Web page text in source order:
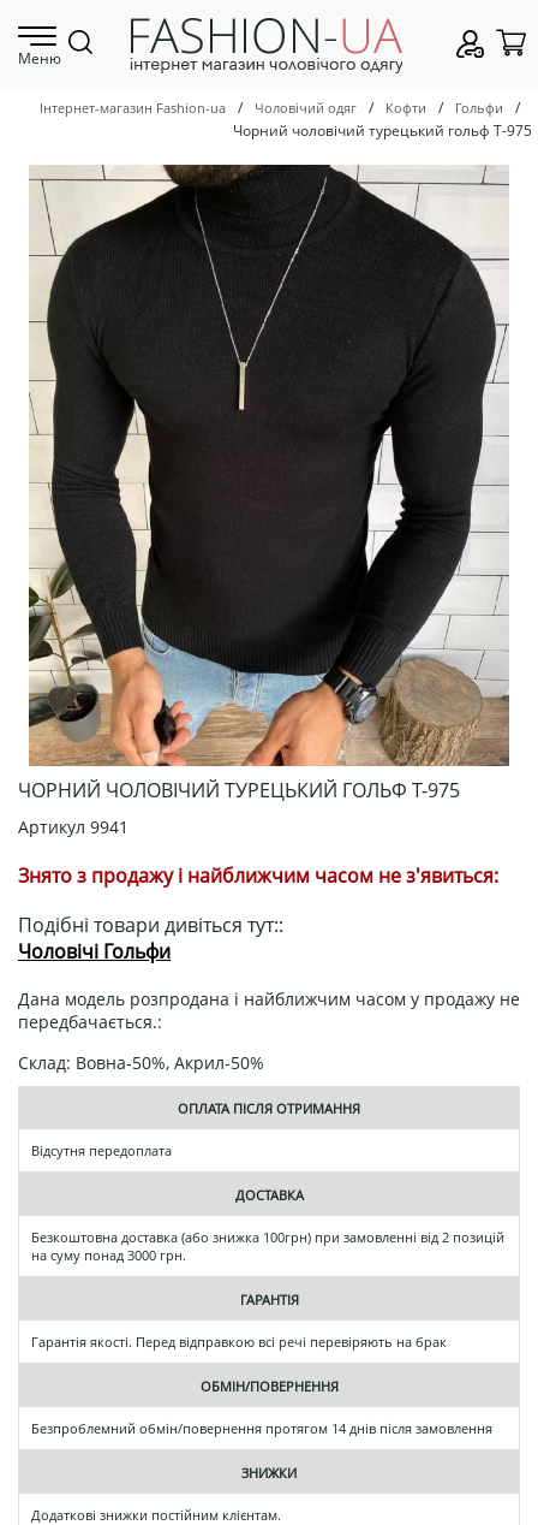
Меню
Інтернет-магазин Fashion-ua / Чоловічий одяг / Кофти / Гольфи
/
Чорний чоловічий турецький гольф Т-975
ЧОРНИЙ ЧОЛОВІЧИЙ ТУРЕЦЬКИЙ ГОЛЬФ Т-975
Артикул 9941
Знято з продажу і найближчим часом не з'явиться:
Подібні товари дивіться тут::
Чоловічі Гольфи
Дана модель розпродана і найближчим часом у продажу не
передбачається.:
Склад: Вовна-50%, Акрил-50%
ОПЛАТА ПІСЛЯ ОТРИМАННЯ
Відсутня передоплата
ДОСТАВКА
Безкоштовна доставка (або знижка 100грн) при замовленні від 2 позицій
на суму понад 3000 грн.
ГАРАНТІЯ
Гарантія якості. Перед відправкою всі речі перевіряють на брак
ОБМІН/ПОВЕРНЕННЯ
Безпроблемний обмін/повернення протягом 14 днів після замовлення
ЗНИЖКИ
Додаткові знижки постійним клієнтам.